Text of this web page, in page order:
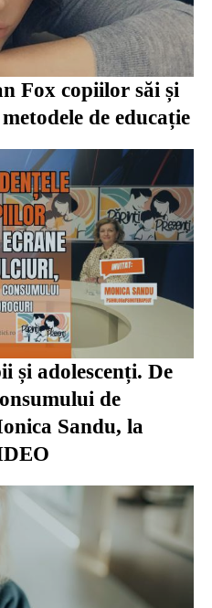
Fox copiilor săi și
de educație
și adolescenți. De
de
Sandu, la